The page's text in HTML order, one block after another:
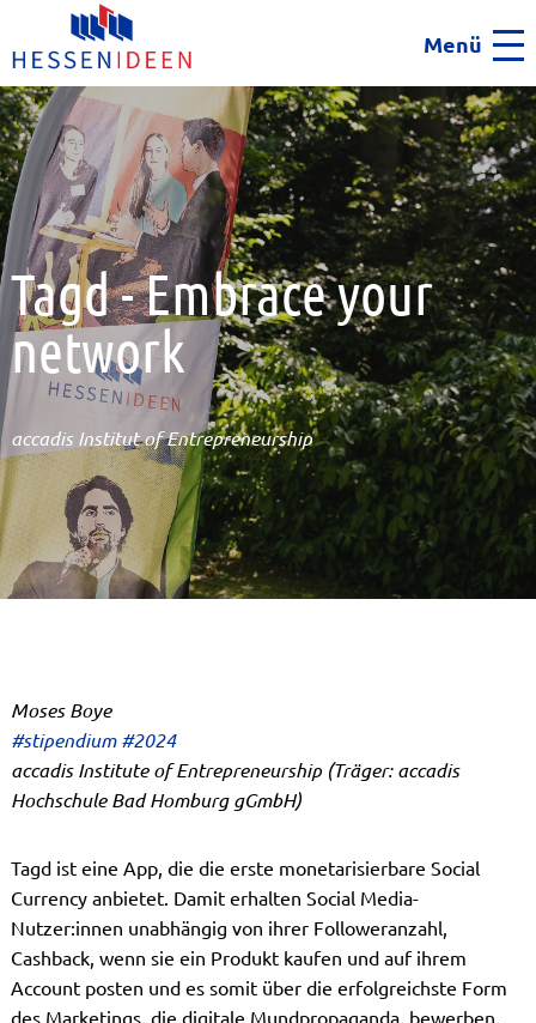
Menü
Tagd - Embrace your
network
accadis Institut of Entrepreneurship
Moses Boye
#stipendium #2024
accadis Institute of Entrepreneurship (Träger: accadis
Hochschule Bad Homburg gGmbH)
Tagd ist eine App, die die erste monetarisierbare Social
Currency anbietet. Damit erhalten Social Media-
Nutzer:innen unabhängig von ihrer Followeranzahl,
Cashback, wenn sie ein Produkt kaufen und auf ihrem
Account posten und es somit über die erfolgreichste Form
des Marketings, die digitale Mundpropaganda, bewerben.